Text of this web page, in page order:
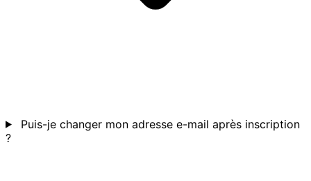
Puis-je changer mon adresse e-mail après inscription
?